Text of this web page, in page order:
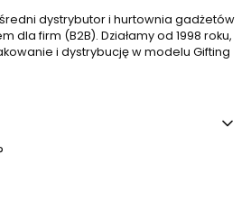
dystrybutor i hurtownia gadżetów
dla firm (B2B). Działamy od 1998 roku,
i dystrybucję w modelu Gifting